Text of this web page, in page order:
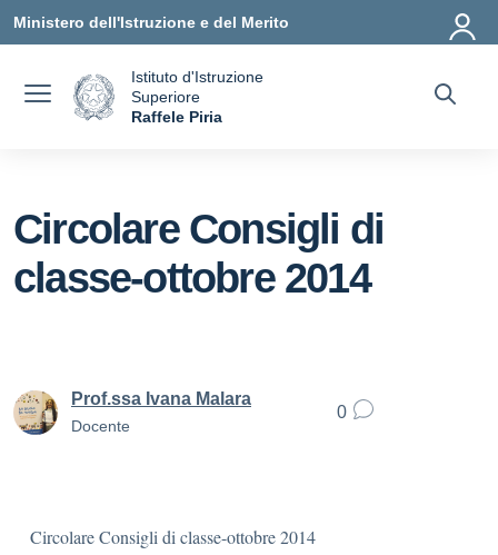
Ministero dell'Istruzione e del Merito
Istituto d'Istruzione
Superiore
Raffele Piria
Circolare Consigli di
classe-ottobre 2014
Prof.ssa Ivana Malara
Docente
0
Circolare Consigli di classe-ottobre 2014